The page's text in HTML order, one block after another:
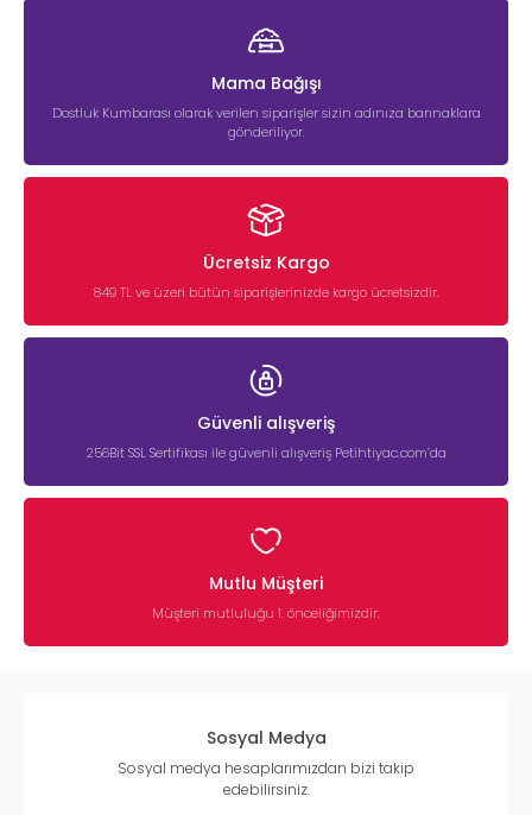
Mama Bağışı
Dostluk Kumbarası olarak verilen siparişler sizin adınıza barınaklara
gönderiliyor.
Ücretsiz Kargo
849 TL ve üzeri bütün siparişlerinizde kargo ücretsizdir.
Güvenli alışveriş
256Bit SSL Sertifikası ile güvenli alışveriş Petihtiyac.com’da
Mutlu Müşteri
Müşteri mutluluğu 1. önceliğimizdir.
Sosyal Medya
Sosyal medya hesaplarımızdan bizi takip
edebilirsiniz.